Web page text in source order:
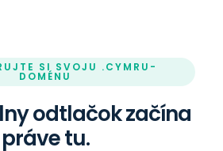
SI SVOJU .CYMRU-
DOMÉNU
odtlačok začína
práve tu.